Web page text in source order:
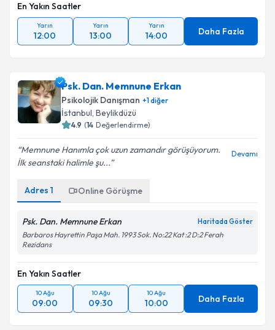
En Yakın Saatler
Yarın
12:00
Yarın
13:00
Yarın
14:00 Daha Fazla
Psk. Dan. Memnune Erkan
Psikolojik Danışman +1diğer
İstanbul, Beylikdüzü
4.9 (14 Değerlendirme)
Memnune Hanımla çok uzun zamandır görüşüyorum.
İlk seanstaki halimle şu...
Devamı
Adres 1 Online Görüşme
Psk. Dan. Memnune Erkan Haritada Göster
Barbaros Hayrettin Paşa Mah. 1993 Sok. No:22 Kat :2 D:2 Ferah
Rezidans
En Yakın Saatler
10 Ağu
09:00
10 Ağu
09:30
10 Ağu
10:00 Daha Fazla